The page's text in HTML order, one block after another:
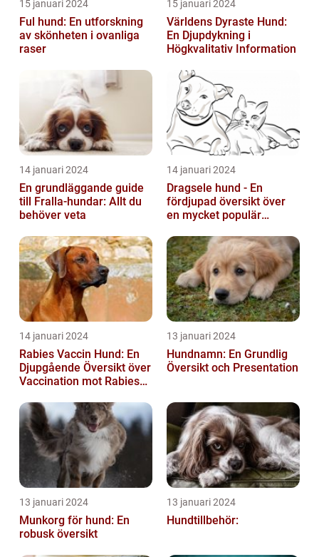
15 januari 2024
Ful hund: En utforskning
av skönheten i ovanliga
raser
15 januari 2024
Världens Dyraste Hund:
En Djupdykning i
Högkvalitativ Information
14 januari 2024
En grundläggande guide
till Fralla-hundar: Allt du
behöver veta
14 januari 2024
Dragsele hund - En
fördjupad översikt över
en mycket populär
14 januari 2024
Rabies Vaccin Hund: En
Djupgående Översikt över
Vaccination mot Rabies
13 januari 2024
Hundnamn: En Grundlig
Översikt och Presentation
13 januari 2024
Munkorg för hund: En
robusk översikt
13 januari 2024
Hundtillbehör: